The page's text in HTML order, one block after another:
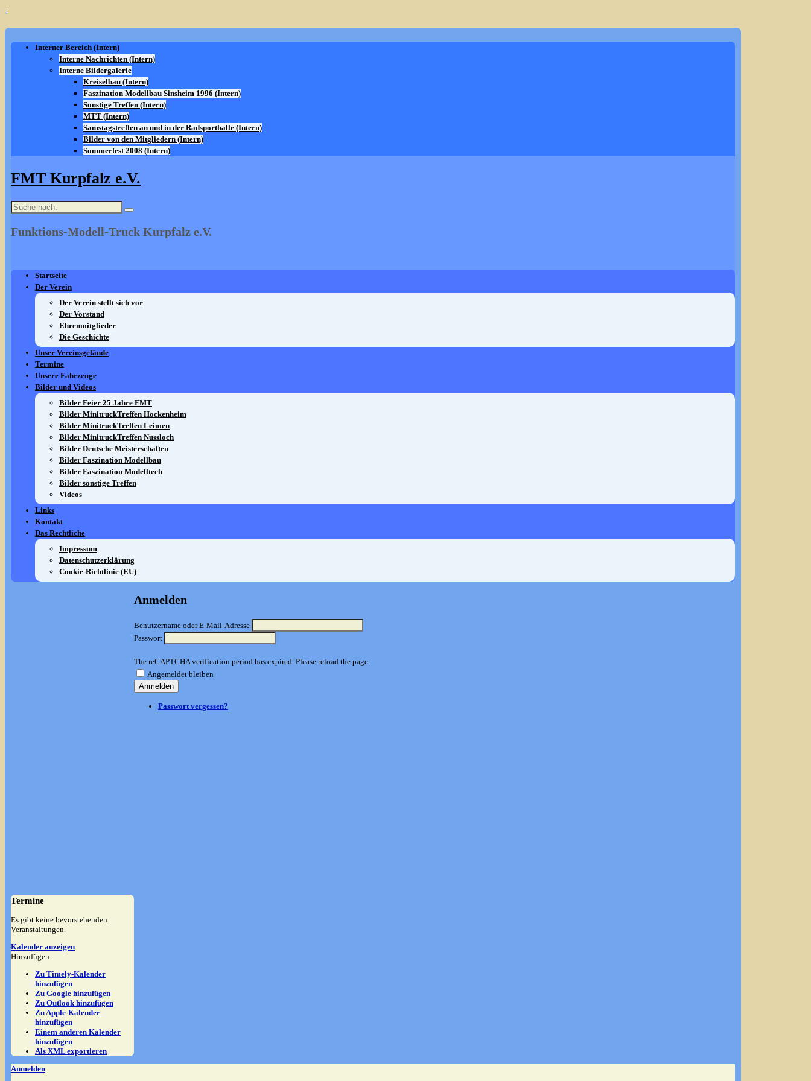
↓
Interner Bereich (Intern)
Interne Nachrichten (Intern)
Interne Bildergalerie
Kreiselbau (Intern)
Faszination Modellbau Sinsheim 1996 (Intern)
Sonstige Treffen (Intern)
MTT (Intern)
Samstagstreffen an und in der Radsporthalle (Intern)
Bilder von den Mitgliedern (Intern)
Sommerfest 2008 (Intern)
FMT Kurpfalz e.V.
Suche
Funktions-Modell-Truck Kurpfalz e.V.
Startseite
Der Verein
Der Verein stellt sich vor
Der Vorstand
Ehrenmitglieder
Die Geschichte
Unser Vereinsgelände
Termine
Unsere Fahrzeuge
Bilder und Videos
Bilder Feier 25 Jahre FMT
Bilder MinitruckTreffen Hockenheim
Bilder MinitruckTreffen Leimen
Bilder MinitruckTreffen Nussloch
Bilder Deutsche Meisterschaften
Bilder Faszination Modellbau
Bilder Faszination Modelltech
Bilder sonstige Treffen
Videos
Links
Kontakt
Das Rechtliche
Impressum
Datenschutzerklärung
Cookie-Richtlinie (EU)
Anmelden
Benutzername oder E-Mail-Adresse
Passwort
The reCAPTCHA verification period has expired. Please reload the page.
Angemeldet bleiben
Anmelden
Passwort vergessen?
Termine
Es gibt keine bevorstehenden
Veranstaltungen.
Kalender anzeigen
Hinzufügen
Zu Timely-Kalender
hinzufügen
Zu Google hinzufügen
Zu Outlook hinzufügen
Zu Apple-Kalender
hinzufügen
Einem anderen Kalender
hinzufügen
Als XML exportieren
Anmelden